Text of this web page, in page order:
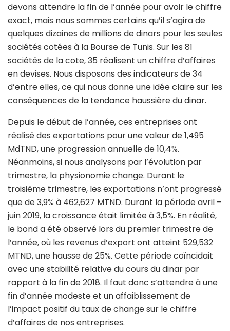
devons attendre la fin de l’année pour avoir le chiffre
exact, mais nous sommes certains qu’il s’agira de
quelques dizaines de millions de dinars pour les seules
sociétés cotées à la Bourse de Tunis. Sur les 81
sociétés de la cote, 35 réalisent un chiffre d’affaires
en devises. Nous disposons des indicateurs de 34
d’entre elles, ce qui nous donne une idée claire sur les
conséquences de la tendance haussière du dinar.
Depuis le début de l’année, ces entreprises ont
réalisé des exportations pour une valeur de 1,495
MdTND, une progression annuelle de 10,4%.
Néanmoins, si nous analysons par l’évolution par
trimestre, la physionomie change. Durant le
troisième trimestre, les exportations n’ont progressé
que de 3,9% à 462,627 MTND. Durant la période avril –
juin 2019, la croissance était limitée à 3,5%. En réalité,
le bond a été observé lors du premier trimestre de
l’année, où les revenus d’export ont atteint 529,532
MTND, une hausse de 25%. Cette période coïncidait
avec une stabilité relative du cours du dinar par
rapport à la fin de 2018. Il faut donc s’attendre à une
fin d’année modeste et un affaiblissement de
l’impact positif du taux de change sur le chiffre
d’affaires de nos entreprises.